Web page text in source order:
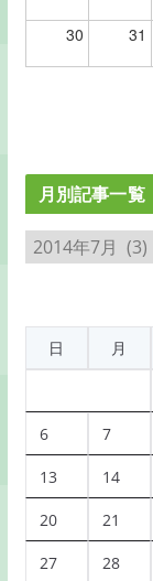
30 31
月別記事一覧
月
別
事
日
月
6 7
13 14
20 21
27 28